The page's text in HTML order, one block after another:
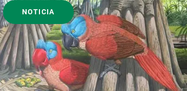
NOTICIA